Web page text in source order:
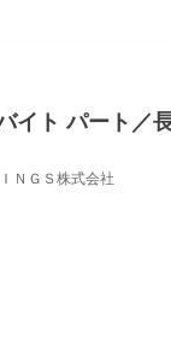
イト パート／
ＮＧＳ株式会社